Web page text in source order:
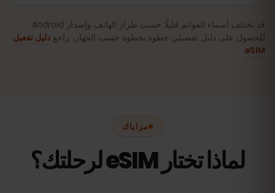
قد تختلف أسماء القوائم قليلًا حسب طراز الهاتف وإصدار Android.
للحصول على دليل تفصيلي خطوة بخطوة حسب الجهاز، راجع دليل تفعيل
eSIM
.
مزاياك
لماذا تختار eSIM لرحلتك؟